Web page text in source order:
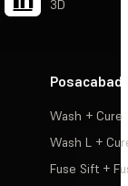
3D
Wash + Cure
Wash L +
Fuse Sift +